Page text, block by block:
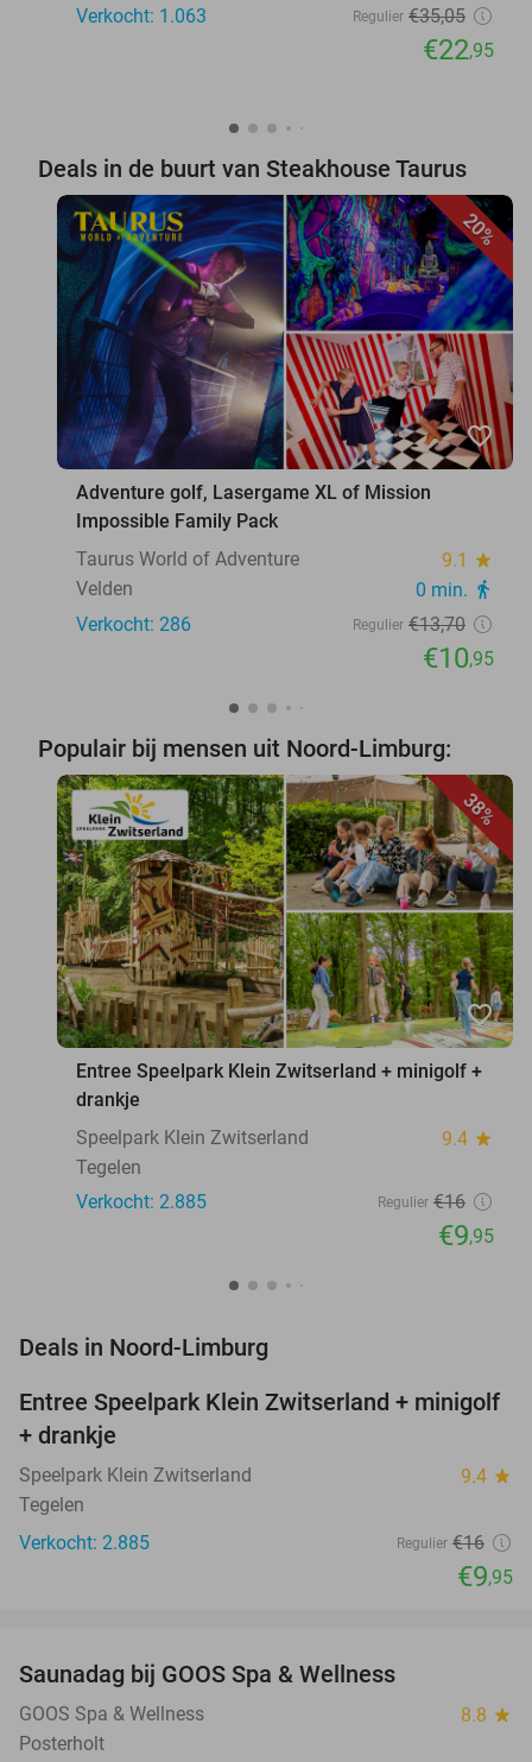
Verkocht: 1.063 Regulier €35,05
€22,95
Deals in de buurt van Steakhouse Taurus
20%
favorite_border
Adventure golf, Lasergame XL of Mission
Impossible Family Pack
Taurus World of Adventure
9.1 star
Velden 0 min. directions_walk
Verkocht: 286 Regulier €13,70
€10,95
Populair bij mensen uit Noord-Limburg:
38%
favorite_border
Entree Speelpark Klein Zwitserland + minigolf +
drankje
Speelpark Klein Zwitserland
9.4 star
Tegelen
Verkocht: 2.885
Regulier €16
€9,95
Deals in Noord-Limburg
38%
Entree Speelpark Klein Zwitserland + minigolf
+ drankje
Speelpark Klein Zwitserland 9.4 star
Tegelen
Verkocht: 2.885
Regulier €16
€9,95
TODAY
Saunadag bij GOOS Spa & Wellness
GOOS Spa & Wellness 8.8 star
Posterholt